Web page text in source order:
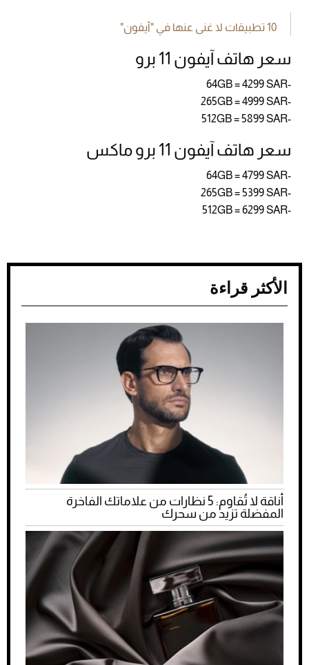
10 تطبيقات لا غنى عنها في "آيفون"
سعر هاتف آيفون 11 برو
-64GB = 4299 SAR
-265GB = 4999 SAR
-512GB = 5899 SAR
سعر هاتف آيفون 11 برو ماكس
-64GB = 4799 SAR
-265GB = 5399 SAR
-512GB = 6299 SAR
الأكثر قراءة
أناقة لا تُقاوم: 5 نظارات من علاماتك الفاخرة
المفضلة تزيد من سحرك